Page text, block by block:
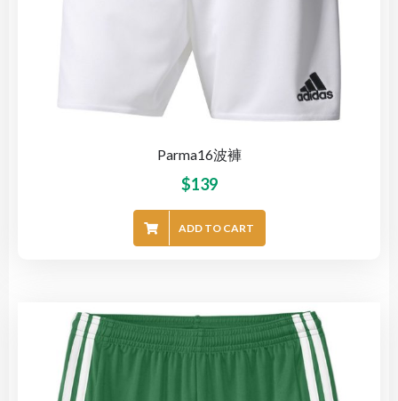
Parma16波褲
$139
ADD TO CART